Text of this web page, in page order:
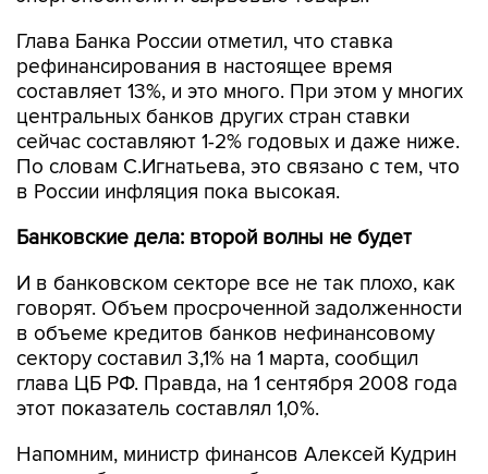
Глава Банка России отметил, что ставка
рефинансирования в настоящее время
составляет 13%, и это много. При этом у многих
центральных банков других стран ставки
сейчас составляют 1-2% годовых и даже ниже.
По словам С.Игнатьева, это связано с тем, что
в России инфляция пока высокая.
Банковские дела: второй волны не будет
И в банковском секторе все не так плохо, как
говорят. Объем просроченной задолженности
в объеме кредитов банков нефинансовому
сектору составил 3,1% на 1 марта, сообщил
глава ЦБ РФ. Правда, на 1 сентября 2008 года
этот показатель составлял 1,0%.
Напомним, министр финансов Алексей Кудрин